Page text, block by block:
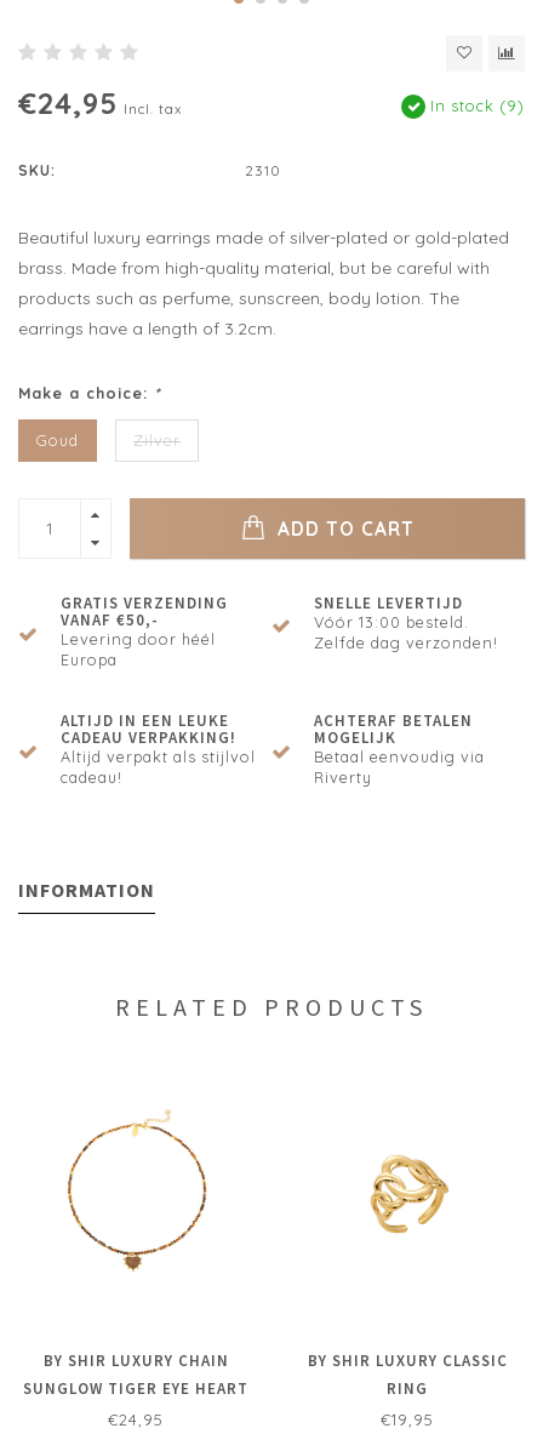
€24,95 Incl. tax In stock (9)
SKU: 2310
Beautiful luxury earrings made of silver-plated or gold-plated
brass. Made from high-quality material, but be careful with
products such as perfume, sunscreen, body lotion. The
earrings have a length of 3.2cm.
Make a choice: *
Goud Zilver
ADD TO CART
GRATIS VERZENDING
VANAF €50,-
Levering door héél
Europa
SNELLE LEVERTIJD
Vóór 13:00 besteld.
Zelfde dag verzonden!
ALTIJD IN EEN LEUKE
CADEAU VERPAKKING!
Altijd verpakt als stijlvol
cadeau!
ACHTERAF BETALEN
MOGELIJK
Betaal eenvoudig via
Riverty
INFORMATION
RELATED PRODUCTS
BY SHIR LUXURY CHAIN
SUNGLOW TIGER EYE HEART
€24,95
BY SHIR LUXURY CLASSIC
RING
€19,95